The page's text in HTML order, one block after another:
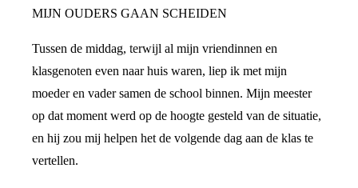
MIJN OUDERS GAAN SCHEIDEN
Tussen de middag, terwijl al mijn vriendinnen en
klasgenoten even naar huis waren, liep ik met mijn
moeder en vader samen de school binnen. Mijn meester
op dat moment werd op de hoogte gesteld van de situatie,
en hij zou mij helpen het de volgende dag aan de klas te
vertellen.